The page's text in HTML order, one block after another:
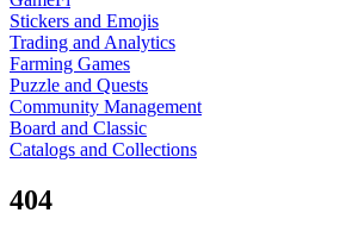
Stickers and Emojis
Trading and Analytics
Farming Games
Puzzle and Quests
Community Management
Board and Classic
Catalogs and Collections
404